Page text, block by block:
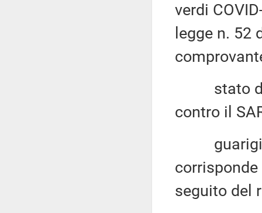
verdi
legge n. 52
stato di
contro il
seguito del